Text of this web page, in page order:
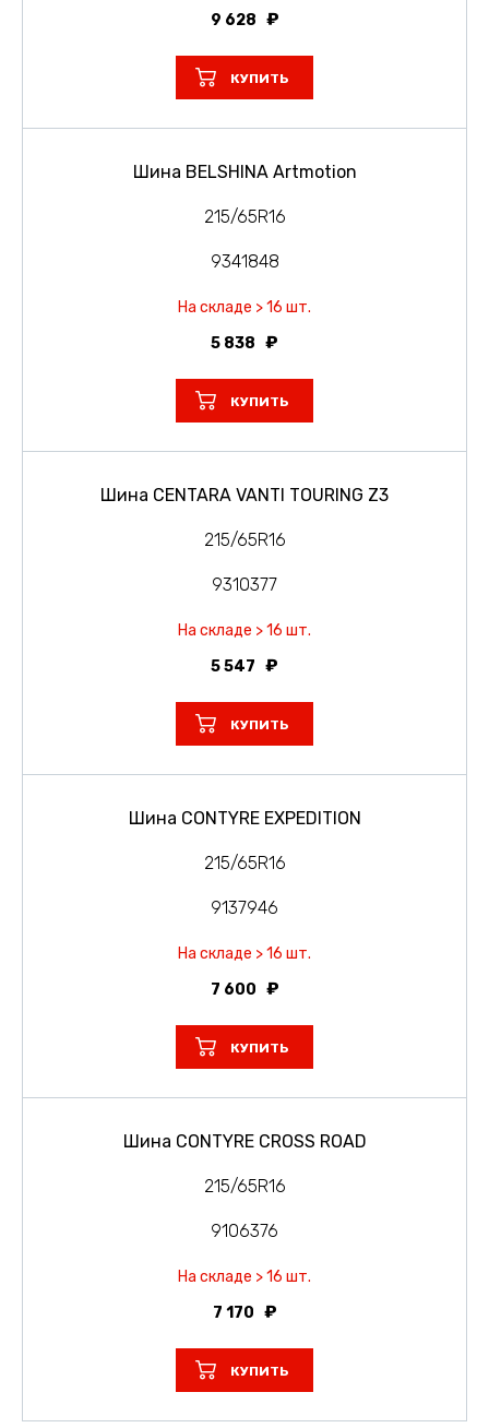
9 628
КУПИТЬ
Шина BELSHINA Artmotion
215/65R16
9341848
На складе > 16 шт.
5 838
КУПИТЬ
Шина CENTARA VANTI TOURING Z3
215/65R16
9310377
На складе > 16 шт.
5 547
КУПИТЬ
Шина CONTYRE EXPEDITION
215/65R16
9137946
На складе > 16 шт.
7 600
КУПИТЬ
Шина CONTYRE CROSS ROAD
215/65R16
9106376
На складе > 16 шт.
7 170
КУПИТЬ